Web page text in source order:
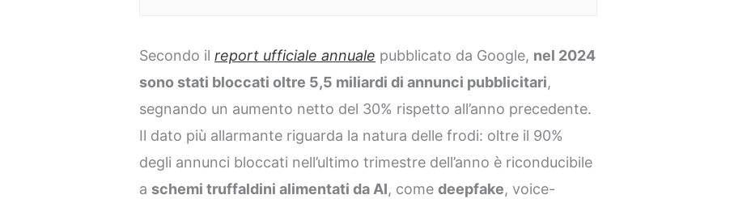
Secondo ilreport ufficiale annuale pubblicato da Google, nel 2024
sono stati bloccati oltre 5,5 miliardi di annunci pubblicitari,
segnando un aumento netto del 30% rispetto all’anno precedente.
Il dato più allarmante riguarda la natura delle frodi: oltre il 90%
degli annunci bloccati nell’ultimo trimestre dell’anno è riconducibile
a schemi truffaldini alimentati da AI, comedeepfake, voice-